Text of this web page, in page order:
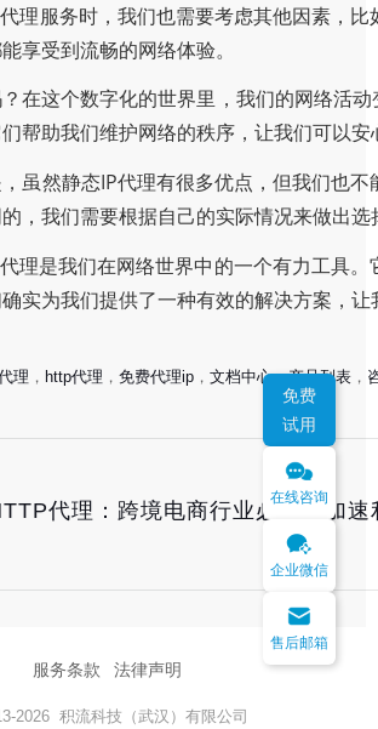
理服务时，我们也需要考虑其他因素，
享受到流畅的网络体验。
在这个数字化的世界里，我们的网络活
帮助我们维护网络的秩序，让我们可以
虽然静态IP代理有很多优点，但我们也
，我们需要根据自己的实际情况来做出选
理是我们在网络世界中的一个有力工具
实为我们提供了一种有效的解决方案，
理 ， http代理 ， 免费代理ip ， 文档中心，产品列表 ，
代理：跨境电商行业必备的加速
服务条款 法律声明
2026 积流科技（武汉）有限公司
免费
试用
在线咨询
企业微信
售后邮箱